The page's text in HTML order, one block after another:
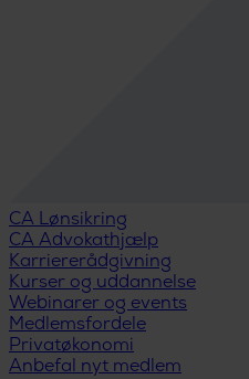
CA Lønsikring
CA Advokathjælp
Karriererådgivning
Kurser og uddannelse
Webinarer og events
Medlemsfordele
Privatøkonomi
Anbefal nyt medlem